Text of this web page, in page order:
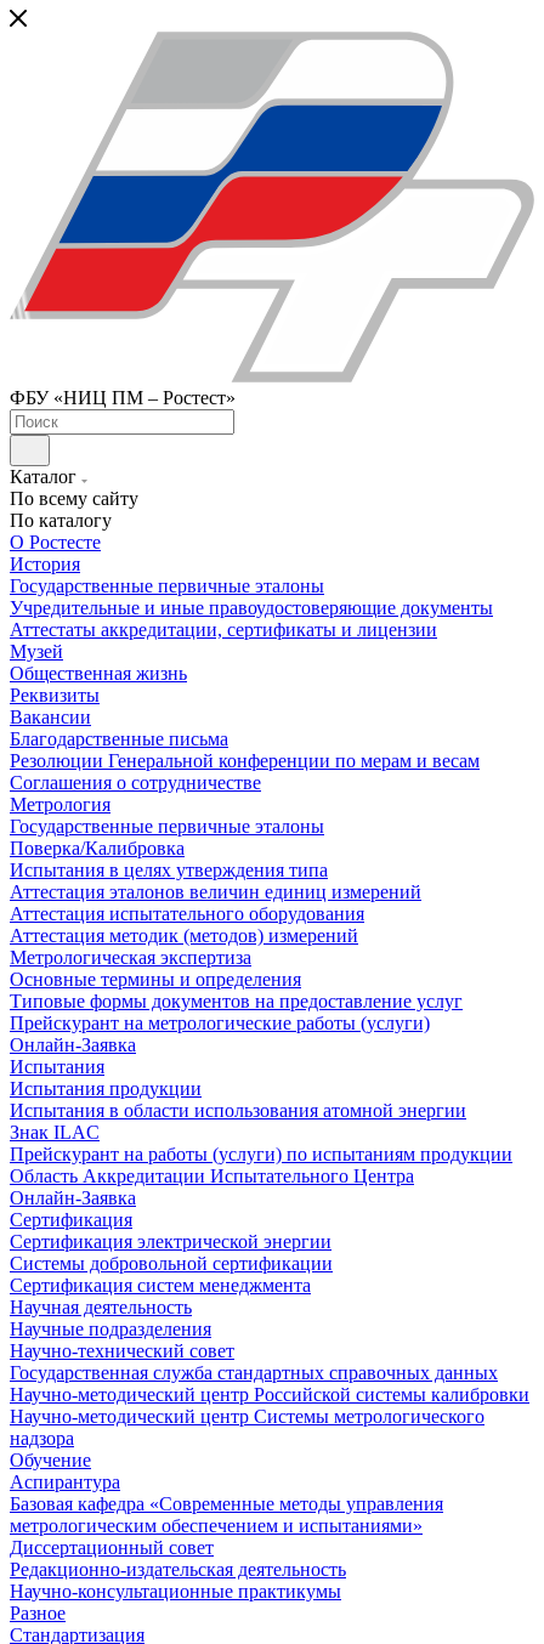
ФБУ «НИЦ ПМ – Ростест»
Каталог
По всему сайту
По каталогу
О Ростесте
История
Государственные первичные эталоны
Учредительные и иные правоудостоверяющие документы
Аттестаты аккредитации, сертификаты и лицензии
Музей
Общественная жизнь
Реквизиты
Вакансии
Благодарственные письма
Резолюции Генеральной конференции по мерам и весам
Соглашения о сотрудничестве
Метрология
Государственные первичные эталоны
Поверка/Калибровка
Испытания в целях утверждения типа
Аттестация эталонов величин единиц измерений
Аттестация испытательного оборудования
Аттестация методик (методов) измерений
Метрологическая экспертиза
Основные термины и определения
Типовые формы документов на предоставление услуг
Прейскурант на метрологические работы (услуги)
Онлайн-Заявка
Испытания
Испытания продукции
Испытания в области использования атомной энергии
Знак ILAC
Прейскурант на работы (услуги) по испытаниям продукции
Область Аккредитации Испытательного Центра
Онлайн-Заявка
Сертификация
Сертификация электрической энергии
Системы добровольной сертификации
Сертификация систем менеджмента
Научная деятельность
Научные подразделения
Научно-технический совет
Государственная служба стандартных справочных данных
Научно-методический центр Российской системы калибровки
Научно-методический центр Системы метрологического
надзора
Обучение
Аспирантура
Базовая кафедра «Современные методы управления
метрологическим обеспечением и испытаниями»
Диссертационный совет
Редакционно-издательская деятельность
Научно-консультационные практикумы
Разное
Стандартизация